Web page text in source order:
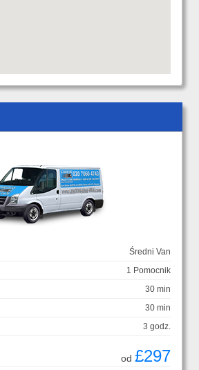
Średni Van
1 Pomocnik
30 min
30 min
3 godz.
od £297